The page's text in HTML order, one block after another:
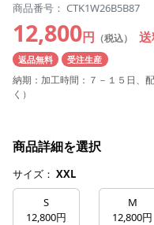
商品番号： CTK1W26B5B87
12,800円 （税込）
返品無料 受注生産
納期：加工時間：７－１５日、
く）
商品詳細を選択
サイズ： XXL
S
12,800円
M
12,800円